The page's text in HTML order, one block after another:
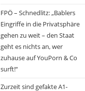
FPÖ – Schnedlitz: „Bablers
Eingriffe in die Privatsphäre
gehen zu weit – den Staat
geht es nichts an, wer
zuhause auf YouPorn & Co
surft!“
Zurzeit sind gefakte A1-